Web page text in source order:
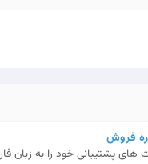
فروش
پشتیبانی خود را به زبان